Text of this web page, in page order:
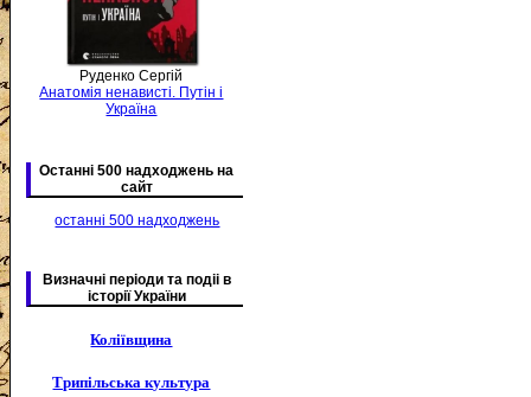
Руденко Сергій
Анатомія ненависті. Путін і
Україна
Останні 500 надходжень на
сайт
останні 500 надходжень
Визначні періоди та подіі в
історії України
Коліївщина
Трипільська культура